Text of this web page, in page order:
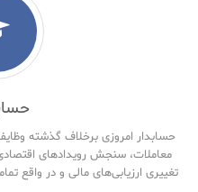
حسابدار امروزی برخلاف گذشته
معاملات، سنجش رویدادهای
تغییری ارزیابی‌های مالی و در واقع